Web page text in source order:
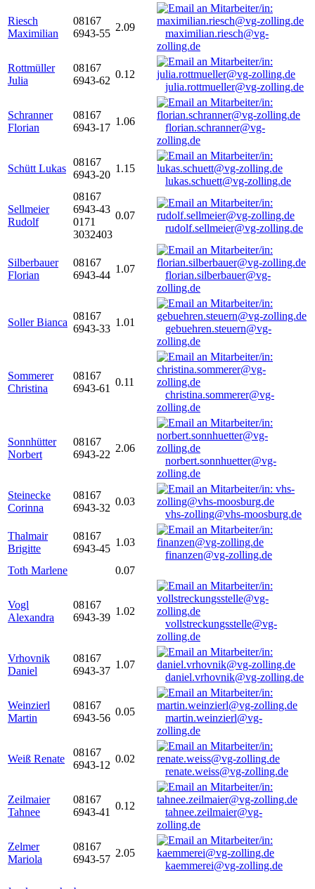
Riesch
Maximilian
08167
6943-55
2.09
maximilian.riesch@vg-
zolling.de
Rottmüller
Julia
08167
6943-62
0.12
julia.rottmueller@vg-zolling.de
Schranner
Florian
08167
6943-17
1.06
florian.schranner@vg-
zolling.de
Schütt Lukas
08167
6943-20
1.15
lukas.schuett@vg-zolling.de
Sellmeier
Rudolf
08167
6943-43
0171
3032403
0.07
rudolf.sellmeier@vg-zolling.de
Silberbauer
Florian
08167
6943-44
1.07
florian.silberbauer@vg-
zolling.de
Soller Bianca
08167
6943-33
1.01
gebuehren.steuern@vg-
zolling.de
Sommerer
Christina
08167
6943-61
0.11
christina.sommerer@vg-
zolling.de
Sonnhütter
Norbert
08167
6943-22
2.06
norbert.sonnhuetter@vg-
zolling.de
Steinecke
Corinna
08167
6943-32
0.03
vhs-zolling@vhs-moosburg.de
Thalmair
Brigitte
08167
6943-45
1.03
finanzen@vg-zolling.de
Toth Marlene
0.07
Vogl
Alexandra
08167
6943-39
1.02
vollstreckungsstelle@vg-
zolling.de
Vrhovnik
Daniel
08167
6943-37
1.07
daniel.vrhovnik@vg-zolling.de
Weinzierl
Martin
08167
6943-56
0.05
martin.weinzierl@vg-
zolling.de
Weiß Renate
08167
6943-12
0.02
renate.weiss@vg-zolling.de
Zeilmaier
Tahnee
08167
6943-41
0.12
tahnee.zeilmaier@vg-
zolling.de
Zelmer
Mariola
08167
6943-57
2.05
kaemmerei@vg-zolling.de